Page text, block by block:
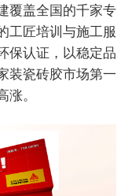
覆盖全国的千家专
工匠培训与施工服
保认证，以稳定品
装瓷砖胶市场第一
。